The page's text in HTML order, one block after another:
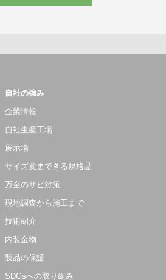
自社の強み
企業情報
自社生産工場
展示場
サイズ変更できる規格品
万全のサビ対策
現地調査から施工まで
技術紹介
内装金物
製品の保証
SDGsへの取り組み